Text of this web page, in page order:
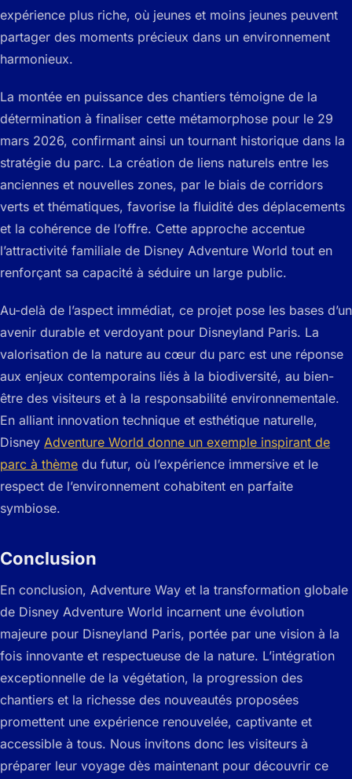
expérience plus riche, où jeunes et moins jeunes peuvent
partager des moments précieux dans un environnement
harmonieux.
La montée en puissance des chantiers témoigne de la
détermination à finaliser cette métamorphose pour le 29
mars 2026, confirmant ainsi un tournant historique dans la
stratégie du parc. La création de liens naturels entre les
anciennes et nouvelles zones, par le biais de corridors
verts et thématiques, favorise la fluidité des déplacements
et la cohérence de l’offre. Cette approche accentue
l’attractivité familiale de Disney Adventure World tout en
renforçant sa capacité à séduire un large public.
Au-delà de l’aspect immédiat, ce projet pose les bases d’un
avenir durable et verdoyant pour Disneyland Paris. La
valorisation de la nature au cœur du parc est une réponse
aux enjeux contemporains liés à la biodiversité, au bien-
être des visiteurs et à la responsabilité environnementale.
En alliant innovation technique et esthétique naturelle,
Disney Adventure World donne un exemple inspirant de
parc à thème du futur, où l’expérience immersive et le
respect de l’environnement cohabitent en parfaite
symbiose.
Conclusion
En conclusion, Adventure Way et la transformation globale
de Disney Adventure World incarnent une évolution
majeure pour Disneyland Paris, portée par une vision à la
fois innovante et respectueuse de la nature. L’intégration
exceptionnelle de la végétation, la progression des
chantiers et la richesse des nouveautés proposées
promettent une expérience renouvelée, captivante et
accessible à tous. Nous invitons donc les visiteurs à
préparer leur voyage dès maintenant pour découvrir ce